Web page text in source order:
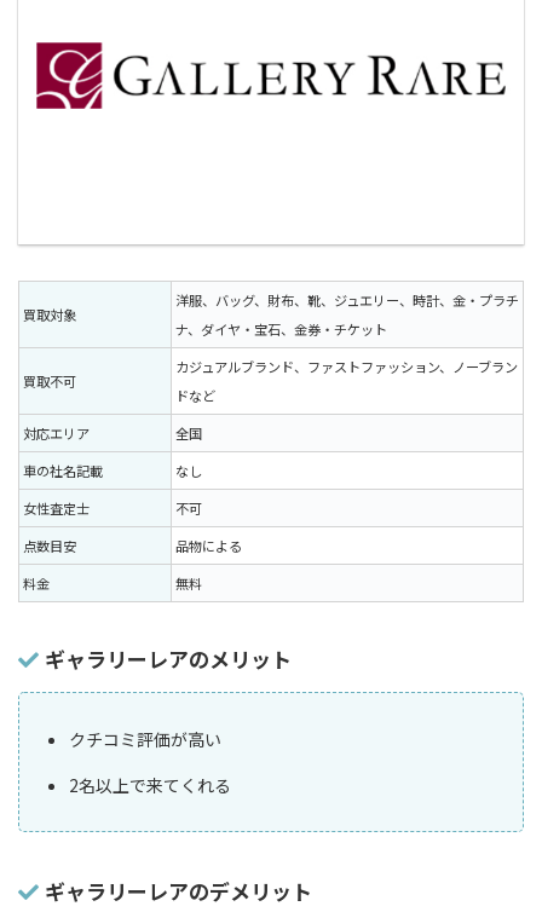
買取対象
洋服、バッグ、財布、靴、ジュエリー、時計、金・プラチ
ナ、ダイヤ・宝石、金券・チケット
買取不可
カジュアルブランド、ファストファッション、ノーブラン
ドなど
対応エリア
全国
車の社名記載
なし
女性査定士
不可
点数目安
品物による
料金
無料
ギャラリーレアのメリット
クチコミ評価が高い
2名以上で来てくれる
ギャラリーレアのデメリット